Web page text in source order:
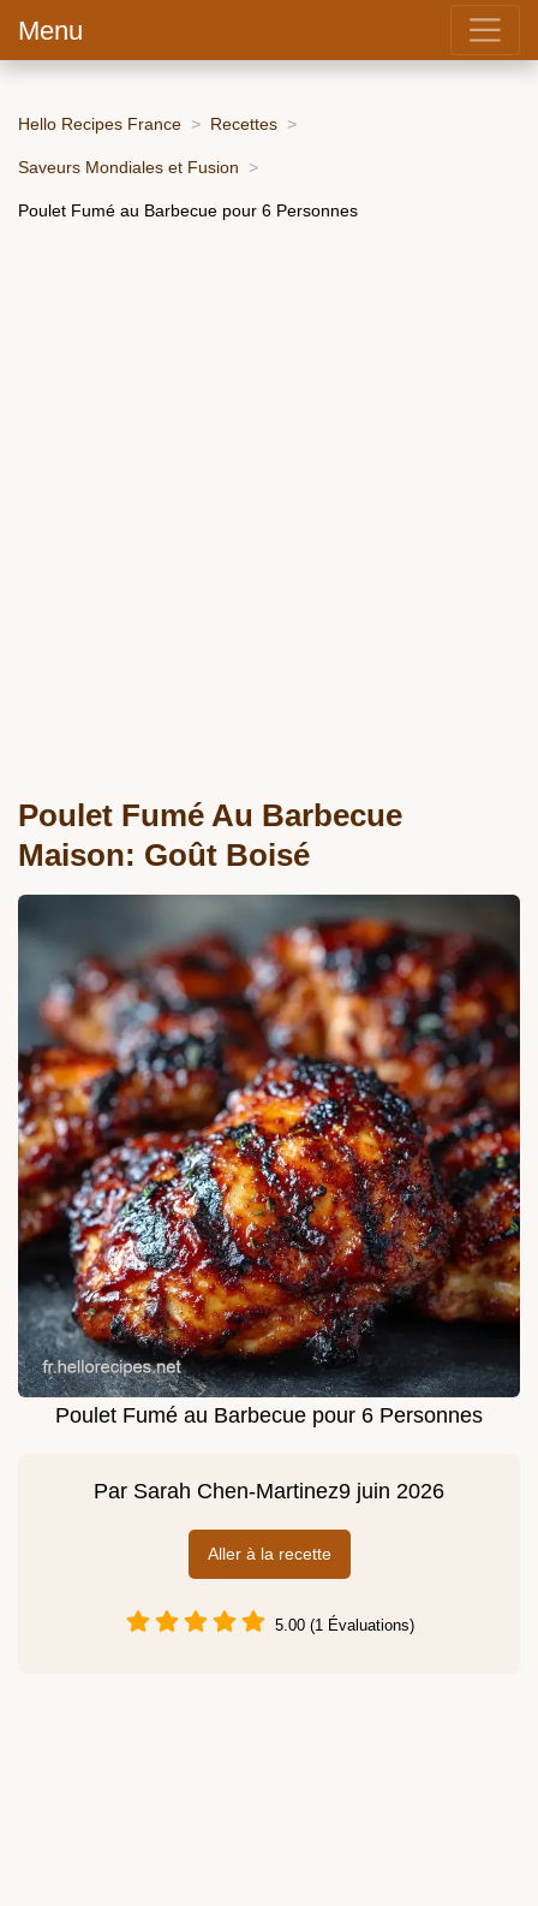
Menu
Hello Recipes France Recettes
Saveurs Mondiales et Fusion
Poulet Fumé au Barbecue pour 6 Personnes
Poulet Fumé Au Barbecue
Maison: Goût Boisé
Poulet Fumé au Barbecue pour 6 Personnes
Par Sarah Chen-Martinez9 juin 2026
Aller à la recette
5.00 (1 Évaluations)